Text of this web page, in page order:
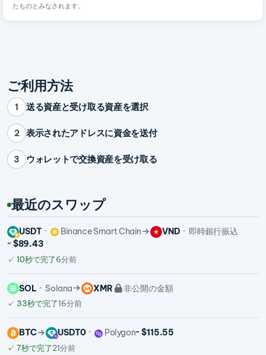
たものとみなされます。
ご利用方法
1 送る資産と受け取る資産を選択
2 表示されたアドレスに資金を送付
3 ウォレットで交換資産を受け取る
最近のスワップ
USDT Binance Smart Chain VND
即時銀行振込
~ $89.43
✓ 10秒で完了6分前
SOL Solana XMR 非公開の金額
✓ 33秒で完了16分前
BTC USDT0 Polygon~ $115.55
✓ 7秒で完了21分前